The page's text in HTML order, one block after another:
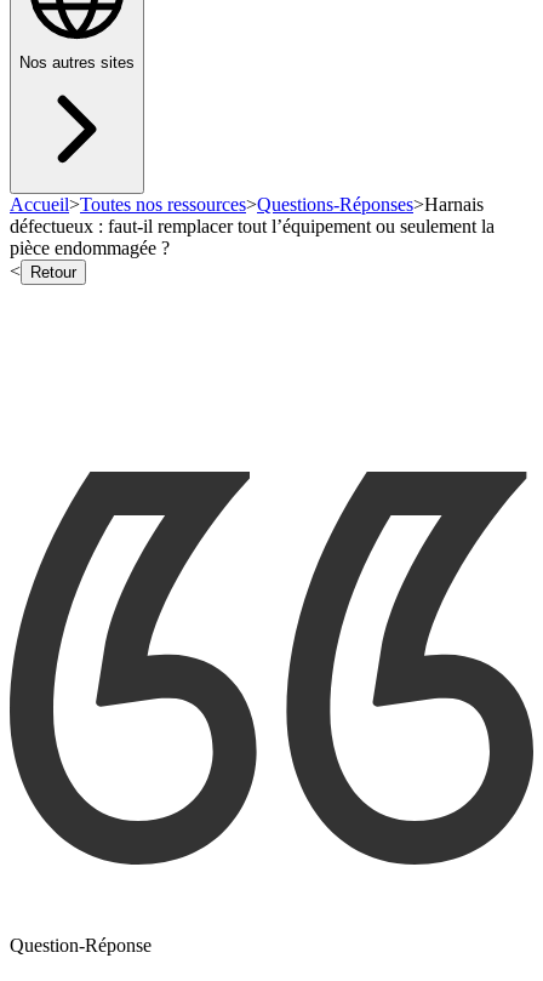
Nos autres sites
Accueil>Toutes nos ressources>Questions-Réponses>Harnais
défectueux : faut-il remplacer tout l’équipement ou seulement la
pièce endommagée ?
<
Retour
Question-Réponse